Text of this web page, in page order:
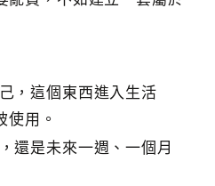
，這個東西進入生活
使用。
還是未來一週、一個月